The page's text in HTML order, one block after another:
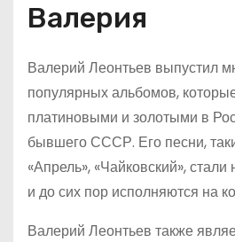
Валерия
Валерий Леонтьев выпустил
популярных альбомов,
платиновыми и золотыми в
бывшего СССР. Его песни,
«Апрель», «Чайковский»,
и до сих пор исполняются на
Валерий Леонтьев также